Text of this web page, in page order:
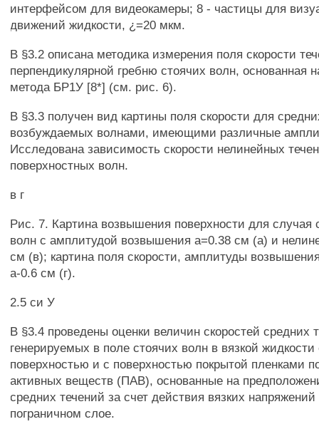
интерфейсом для видеокамеры; 8 - частицы для
движений жидкости, ¿=20 мкм.
В §3.2 описана методика измерения поля скорости
перпендикулярной гребню стоячих волн, основанная
метода БР1У [8*] (см. рис. 6).
В §3.3 получен вид картины поля скорости для
возбуждаемых волнами, имеющими различные
Исследована зависимость скорости нелинейных
поверхностных волн.
в г
Рис. 7. Картина возвышения поверхности для случая
волн с амплитудой возвышения а=0.38 см (а) и
см (в); картина поля скорости, амплитуды
а-0.6 см (г).
2.5 си У
В §3.4 проведены оценки величин скоростей средних
генерируемых в поле стоячих волн в вязкой жидкости
поверхностью и с поверхностью покрытой пленками
активных веществ (ПАВ), основанные на
средних течений за счет действия вязких
пограничном слое.